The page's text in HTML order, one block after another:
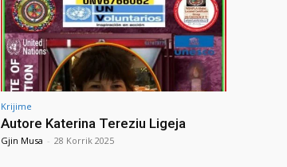
Krijime
Autore Katerina Tereziu Ligeja
Gjin Musa - 28 Korrik 2025